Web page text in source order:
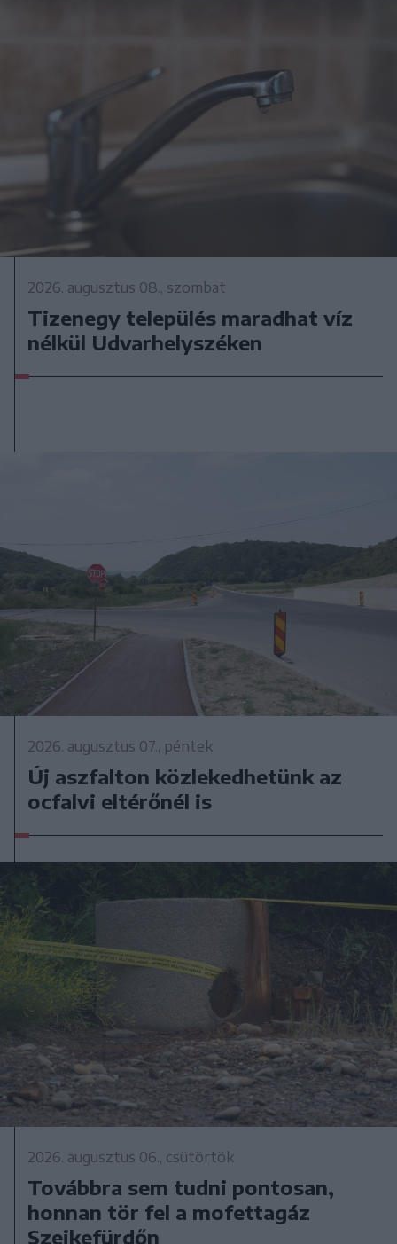
2026. augusztus 08., szombat
Tizenegy település maradhat víz
nélkül Udvarhelyszéken
2026. augusztus 07., péntek
Új aszfalton közlekedhetünk az
ocfalvi eltérőnél is
2026. augusztus 06., csütörtök
Továbbra sem tudni pontosan,
honnan tör fel a mofettagáz
Szejkefürdőn